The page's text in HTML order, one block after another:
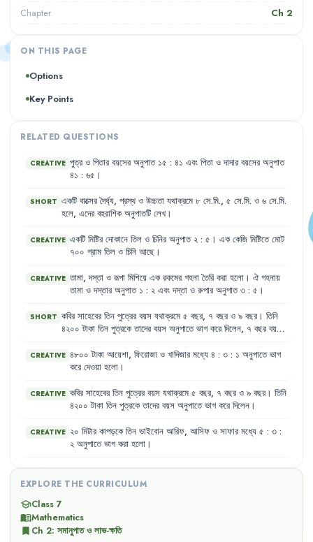
Chapter Ch 2
ON THIS PAGE
Options
Key Points
RELATED QUESTIONS
CREATIVE পুত্র ও পিতার বয়সের অনুপাত ১৫ : ৪১ এবং পিতা ও দাদার বয়সের অনুপাত
৪১ : ৬৫ ।
SHORT একটি বাক্সের দৈর্ঘ্য, প্রস্থ ও উচ্চতা যথাক্রমে ৮ সে.মি., ৫ সে.মি. ও ৬ সে.মি.
হলে, এদের বহুরাশিক অনুপাতটি লেখ ।
CREATIVE একটি মিষ্টির দোকানে তিল ও চিনির অনুপাত ২ : ৫ । এক কেজি মিষ্টিতে মোট
৭০০ গ্রাম তিল ও চিনি আছে ।
CREATIVE তামা, দস্তা ও রূপা মিশিয়ে এক রকমের গহনা তৈরি করা হলো । ঐ গহনায়
তামা ও দস্তার অনুপাত ১ : ২ এবং দস্তা ও রুপার অনুপাত ৩ : ৫ ।
SHORT কবির সাহেবের তিন পুত্রের বয়স যথাক্রমে ৫ বছর, ৭ বছর ও ৯ বছর । তিনি
৪২০০ টাকা তিন পুত্রকে তাদের বয়স অনুপাতে ভাগ করে দিলেন, ৭ বছর বয়সী
CREATIVE ৪৮০০ টাকা আয়েশা, ফিরোজা ও খাদিজার মধ্যে ৪ : ৩ : ১ অনুপাতে ভাগ
করে দেওয়া হলো ।
CREATIVE কবির সাহেবের তিন পুত্রের বয়স যথাক্রমে ৫ বছর, ৭ বছর ও ৯ বছর । তিনি
৪২০০ টাকা তিন পুত্রকে তাদের বয়স অনুপাতে ভাগ করে দিলেন ।
CREATIVE ২০ মিটার কাপড়কে তিন ভাইবোন আরিফ, আসিফ ও সাফার মধ্যে ৫ : ৩ :
২ অনুপাতে ভাগ করা হলো ।
EXPLORE THE CURRICULUM
schoolClass 7
menu_bookMathematics
bookmark Ch 2: সমানুপাত ও লাভ-ক্ষতি